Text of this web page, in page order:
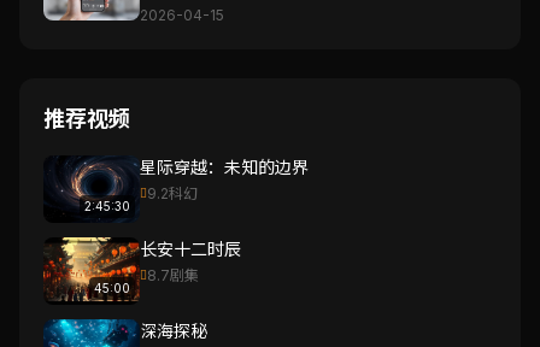
2026-04-15
推荐视频
2:45:30
星际穿越：未知的边界
9.2科幻
45:00
长安十二时辰
8.7剧集
深海探秘